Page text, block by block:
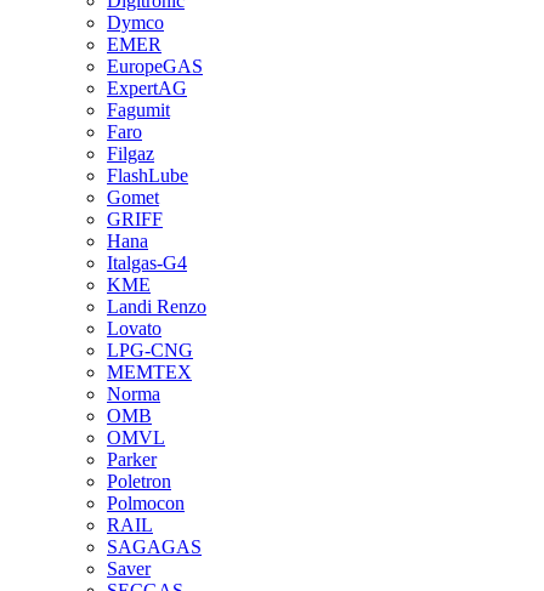
Dymco
EMER
EuropeGAS
ExpertAG
Fagumit
Faro
Filgaz
FlashLube
Gomet
GRIFF
Hana
Italgas-G4
KME
Landi Renzo
Lovato
LPG-CNG
MEMTEX
Norma
OMB
OMVL
Parker
Poletron
Polmocon
RAIL
SAGAGAS
Saver